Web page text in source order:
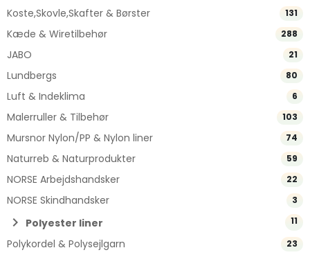
Koste,Skovle,Skafter & Børster 131
Kæde & Wiretilbehør 288
JABO 21
Lundbergs 80
Luft & Indeklima 6
Malerruller & Tilbehør 103
Mursnor Nylon/PP & Nylon liner 74
Naturreb & Naturprodukter 59
NORSE Arbejdshandsker 22
NORSE Skindhandsker 3
chevron_right Polyester liner 11
Polykordel & Polysejlgarn 23